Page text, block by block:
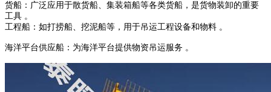
货船：广泛应用于散货船、集装箱船等各类货船，是货物装卸的重要
工具 。
工程船：如打捞船、挖泥船等，用于吊运工程设备和物料 。
海洋平台供应船：为海洋平台提供物资吊运服务 。